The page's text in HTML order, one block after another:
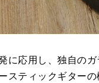
に応用し、独自の
スティックギター